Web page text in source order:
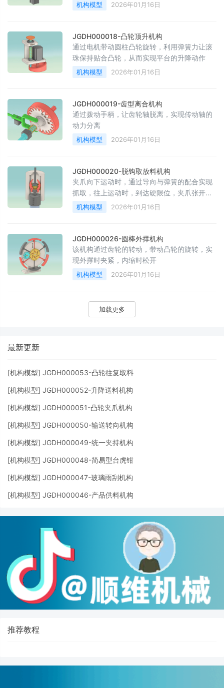
机构模型 2026年01月16日
JGDH000018-凸轮顶升机构
通过电机带动圆柱凸轮旋转，利用弹簧力让滚
珠保持贴合凸轮，从而实现平台的升降动作
机构模型 2026年01月16日
JGDH000019-齿型离合机构
通过拨动手柄，让齿轮轴脱离，实现传动轴的
动力分离
机构模型 2026年01月16日
JGDH000020-脱钩取放料机构
夹爪向下运动时，通过导向与弹簧的配合实现
抓取，往上运动时，到达硬限位，夹爪张开，
放开物料
机构模型 2026年01月16日
JGDH000026-圆棒外撑机构
该机构通过齿轮的转动，带动凸轮的旋转，实
现外撑时夹紧，内缩时松开
机构模型 2026年01月16日
加载更多
最新更新
[机构模型] JGDH000053-凸轮往复取料
[机构模型] JGDH000052-升降送料机构
[机构模型] JGDH000051-凸轮夹爪机构
[机构模型] JGDH000050-输送转向机构
[机构模型] JGDH000049-统一夹持机构
[机构模型] JGDH000048-简易型台虎钳
[机构模型] JGDH000047-玻璃雨刮机构
[机构模型] JGDH000046-产品供料机构
推荐教程